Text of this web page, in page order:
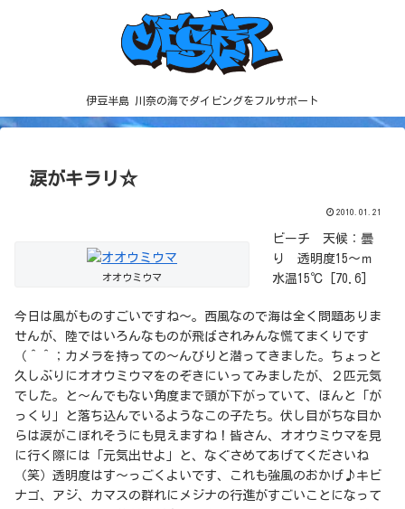
伊豆半島 川奈の海でダイビングをフルサポート
涙がキラリ☆
2010.01.21
オオウミウマ
ビーチ 天候：曇
り 透明度15～ｍ
水温15℃ [70.6]
今日は風がものすごいですね～。西風なので海は全く問題ありま
せんが、陸ではいろんなものが飛ばされみんな慌てまくりです
（＾＾；カメラを持っての～んびりと潜ってきました。ちょっと
久しぶりにオオウミウマをのぞきにいってみましたが、２匹元気
でした。と～んでもない角度まで頭が下がっていて、ほんと「が
っくり」と落ち込んでいるようなこの子たち。伏し目がちな目か
らは涙がこぼれそうにも見えますね！皆さん、オオウミウマを見
に行く際には「元気出せよ」と、なぐさめてあげてくださいね
（笑）透明度はす～っごくよいです、これも強風のおかげ♪キビ
ナゴ、アジ、カマスの群れにメジナの行進がすごいことになって